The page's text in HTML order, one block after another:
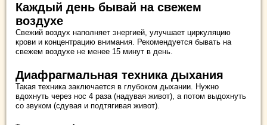
Каждый день бывай на свежем
воздухе
Свежий воздух наполняет энергией, улучшает циркуляцию
крови и концентрацию внимания. Рекомендуется бывать на
свежем воздухе не менее 15 минут в день.
Диафрагмальная техника дыхания
Такая техника заключается в глубоком дыхании. Нужно
вдохнуть через нос 4 раза (надувая живот), а потом выдохнуть
со звуком (сдувая и подтягивая живот).